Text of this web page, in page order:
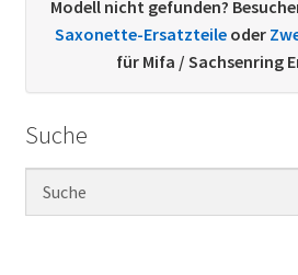
Sachs Ersatzteile
Modell nicht gefunden?
Saxonette-Ersatzteile oder
für Mifa / Sachsenring
Suche